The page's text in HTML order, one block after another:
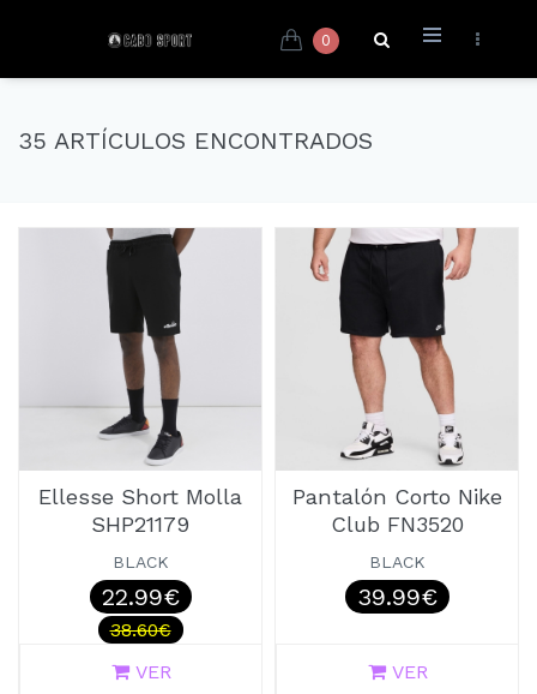
0
35 ARTÍCULOS ENCONTRADOS
Ellesse Short Molla
SHP21179
BLACK
22.99€
38.60€
VER
Pantalón Corto Nike
Club FN3520
BLACK
39.99€
VER